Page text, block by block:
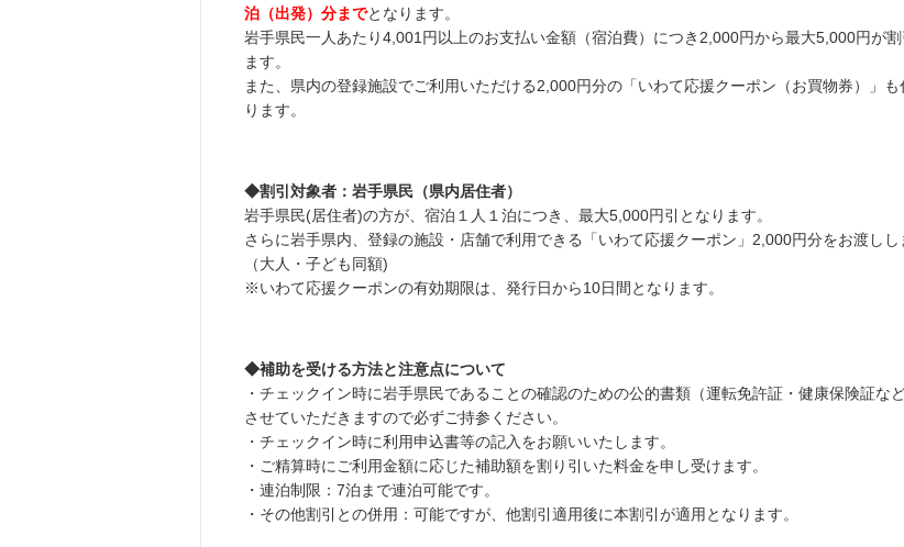
泊（出発）分までとなります。
岩手県民一人あたり4,001円以上のお支払い金額（宿泊費）につき2,000円から最大5,000円が割
ます。
また、県内の登録施設でご利用いただける2,000円分の「いわて応援クーポン（お買物券）」も
ります。
◆割引対象者：岩手県民（県内居住者）
岩手県民(居住者)の方が、宿泊１人１泊につき、最大5,000円引となります。
さらに岩手県内、登録の施設・店舗で利用できる「いわて応援クーポン」2,000円分をお渡しし
（大人・子ども同額)
※いわて応援クーポンの有効期限は、発行日から10日間となります。
◆補助を受ける方法と注意点について
・チェックイン時に岩手県民であることの確認のための公的書類（運転免許証・健康保険証な
させていただきますので必ずご持参ください。
・チェックイン時に利用申込書等の記入をお願いいたします。
・ご精算時にご利用金額に応じた補助額を割り引いた料金を申し受けます。
・連泊制限：7泊まで連泊可能です。
・その他割引との併用：可能ですが、他割引適用後に本割引が適用となります。